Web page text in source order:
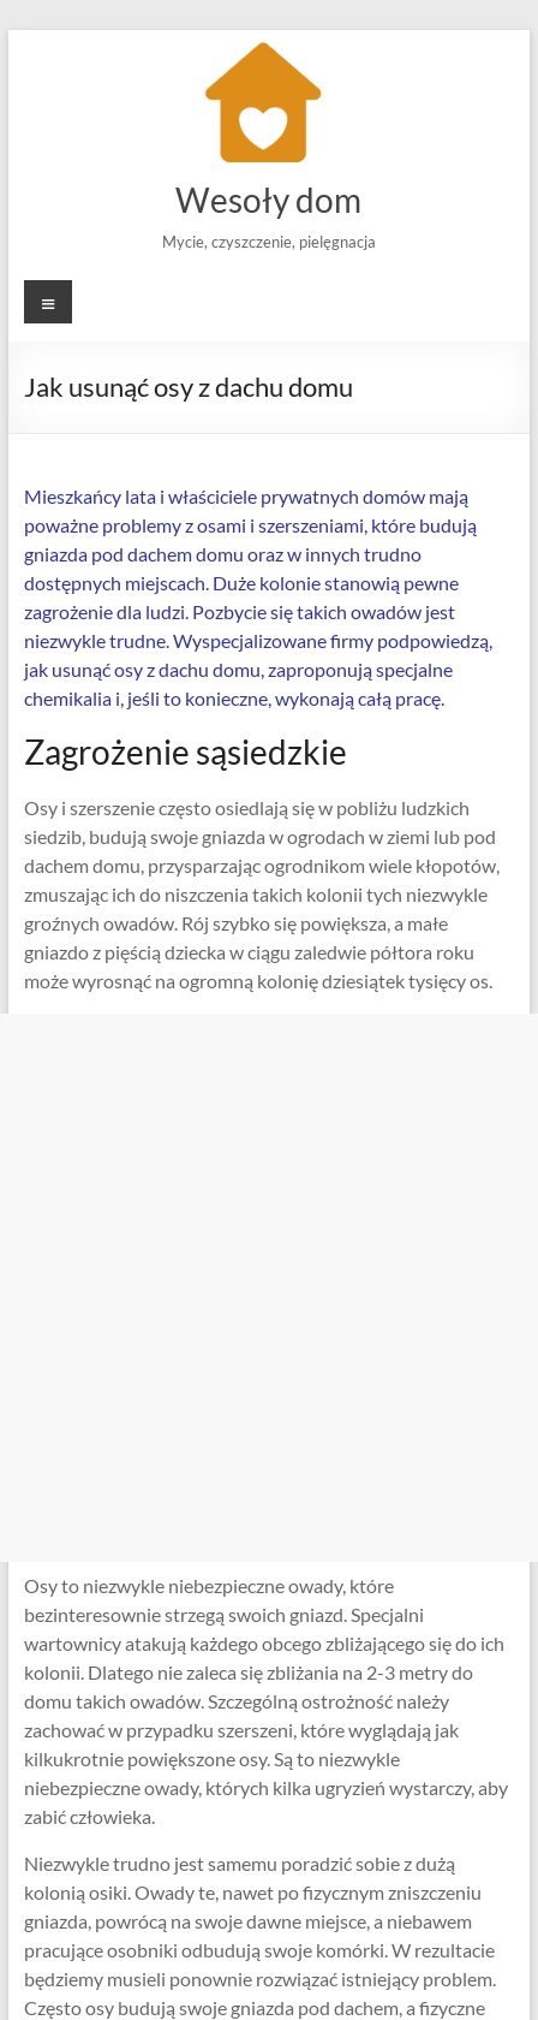
Wesoły dom
Mycie, czyszczenie, pielęgnacja
Menu
Jak usunąć osy z dachu domu
Mieszkańcy lata i właściciele prywatnych domów mają
poważne problemy z osami i szerszeniami, które budują
gniazda pod dachem domu oraz w innych trudno
dostępnych miejscach. Duże kolonie stanowią pewne
zagrożenie dla ludzi. Pozbycie się takich owadów jest
niezwykle trudne. Wyspecjalizowane firmy podpowiedzą,
jak usunąć osy z dachu domu, zaproponują specjalne
chemikalia i, jeśli to konieczne, wykonają całą pracę.
Zagrożenie sąsiedzkie
Osy i szerszenie często osiedlają się w pobliżu ludzkich
siedzib, budują swoje gniazda w ogrodach w ziemi lub pod
dachem domu, przysparzając ogrodnikom wiele kłopotów,
zmuszając ich do niszczenia takich kolonii tych niezwykle
groźnych owadów. Rój szybko się powiększa, a małe
gniazdo z pięścią dziecka w ciągu zaledwie półtora roku
może wyrosnąć na ogromną kolonię dziesiątek tysięcy os.
Osy to niezwykle niebezpieczne owady, które
bezinteresownie strzegą swoich gniazd. Specjalni
wartownicy atakują każdego obcego zbliżającego się do ich
kolonii. Dlatego nie zaleca się zbliżania na 2-3 metry do
domu takich owadów. Szczególną ostrożność należy
zachować w przypadku szerszeni, które wyglądają jak
kilkukrotnie powiększone osy. Są to niezwykle
niebezpieczne owady, których kilka ugryzień wystarczy, aby
zabić człowieka.
Niezwykle trudno jest samemu poradzić sobie z dużą
kolonią osiki. Owady te, nawet po fizycznym zniszczeniu
gniazda, powrócą na swoje dawne miejsce, a niebawem
pracujące osobniki odbudują swoje komórki. W rezultacie
będziemy musieli ponownie rozwiązać istniejący problem.
Często osy budują swoje gniazda pod dachem, a fizyczne